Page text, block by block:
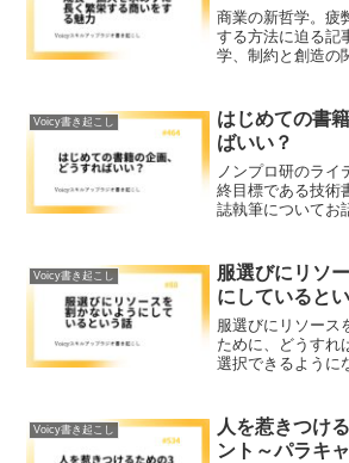
商業の新哲学。疲
する方法に迫る記
学、制約と創造の
たな視点など、中
Voicy書き起こし
はじめての書
ばいい？
ノンプロ研のライ
終目標である技術
誌執筆についてお
研では学びのア
く」ということを
が、これは慣れな
なのでいかにラク
とを中心に最終的
できるような知識
する講座となって
Voicy書き起こし
服選びにリソ
にしていると
服選びにリソース
ために、どうすれ
選択できるように
て、通販を導入し
試着したりとい
う手法を紹介して
Voicy書き起こし
人を惹きつけ
ント～パラキ